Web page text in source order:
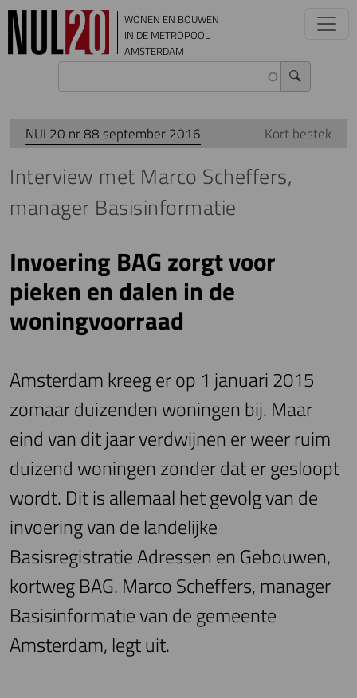
Overslaan en naar de inhoud gaan
WONEN EN BOUWEN
IN DE METROPOOL
AMSTERDAM
NUL20 nr 88 september 2016 Kort bestek
Interview met Marco Scheffers,
manager Basisinformatie
Invoering BAG zorgt voor
pieken en dalen in de
woningvoorraad
Amsterdam kreeg er op 1 januari 2015
zomaar duizenden woningen bij. Maar
eind van dit jaar verdwijnen er weer ruim
duizend woningen zonder dat er gesloopt
wordt. Dit is allemaal het gevolg van de
invoering van de landelijke
Basisregistratie Adressen en Gebouwen,
kortweg BAG. Marco Scheffers, manager
Basisinformatie van de gemeente
Amsterdam, legt uit.